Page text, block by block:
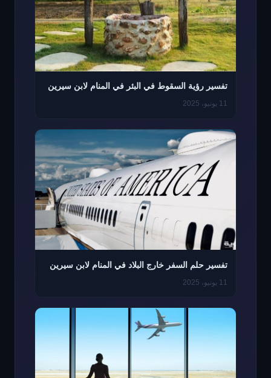
تفسير رؤية السقوط في البئر في المنام لابن سيرين
11 يونيو، 2025
تفسير حلم السفر خارج البلاد في المنام لابن سيرين
11 يونيو، 2025